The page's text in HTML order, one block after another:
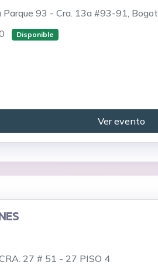
Parque 93 - Cra. 13a #93-91,
Disponible
Ver evento
27 # 51 - 27 PISO 4